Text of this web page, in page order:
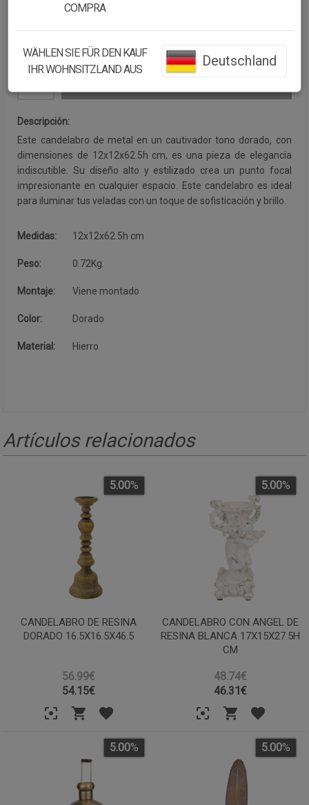
Disponibilidad: Disponible
Descripción:
Este candelabro de metal en un cautivador tono dorado, con
dimensiones de 12x12x62.5h cm, es una pieza de elegancia
indiscutible. Su diseño alto y estilizado crea un punto focal
impresionante en cualquier espacio. Este candelabro es ideal
para iluminar tus veladas con un toque de sofisticación y brillo.
Medidas: 12x12x62.5h cm
Peso: 0.72Kg.
Montaje: Viene montado
Color: Dorado
Material: Hierro
Artículos relacionados
CANDELABRO DE RESINA
DORADO 16.5X16.5X46.5
56.99€
5.00%
54.15€
CANDELABRO CON ANGEL DE
RESINA BLANCA 17X15X27.5H
CM
48.74€
5.00%
46.31€
5.00% 5.00%
COMPRA
WÄHLEN SIE FÜR DEN KAUF
IHR WOHNSITZLAND AUS
Deutschland